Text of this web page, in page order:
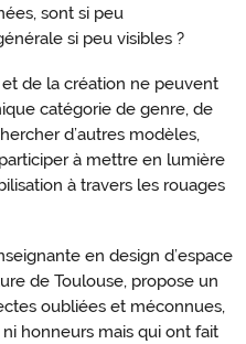
sont si peu
si peu visibles ?
de la création ne peuvent
catégorie de genre, de
d’autres modèles,
à mettre en lumière
à travers les rouages
en design d’espace
de Toulouse, propose un
oubliées et méconnues,
honneurs mais qui ont fait